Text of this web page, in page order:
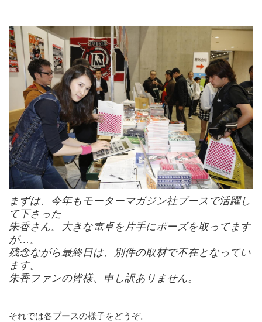
まずは、今年もモーターマガジン社ブースで活躍し
て下さった
朱香さん。大きな電卓を片手にポーズを取ってます
が…。
残念ながら最終日は、別件の取材で不在となってい
ます。
朱香ファンの皆様、申し訳ありません。
それでは各ブースの様子をどうぞ。